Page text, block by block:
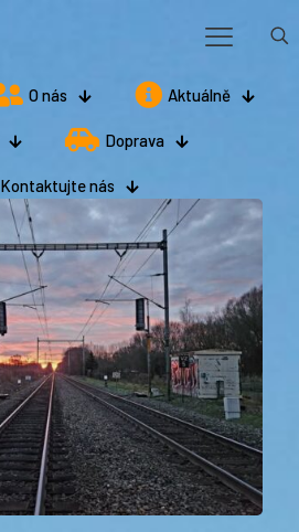
O nás Aktuálně
Doprava
Kontaktujte nás